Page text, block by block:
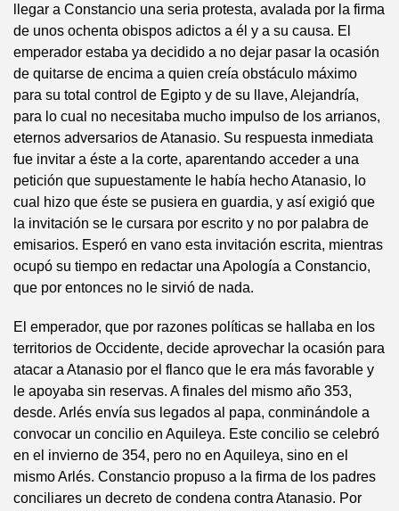
llegar a Constancio una seria protesta, avalada por la firma
de unos ochenta obispos adictos a él y a su causa. El
emperador estaba ya decidido a no dejar pasar la ocasión
de quitarse de encima a quien creía obstáculo máximo
para su total control de Egipto y de su llave, Alejandría,
para lo cual no necesitaba mucho impulso de los arrianos,
eternos adversarios de Atanasio. Su respuesta inmediata
fue invitar a éste a la corte, aparentando acceder a una
petición que supuestamente le había hecho Atanasio, lo
cual hizo que éste se pusiera en guardia, y así exigió que
la invitación se le cursara por escrito y no por palabra de
emisarios. Esperó en vano esta invitación escrita, mientras
ocupó su tiempo en redactar una Apología a Constancio,
que por entonces no le sirvió de nada.
El emperador, que por razones políticas se hallaba en los
territorios de Occidente, decide aprovechar la ocasión para
atacar a Atanasio por el flanco que le era más favorable y
le apoyaba sin reservas. A finales del mismo año 353,
desde. Arlés envía sus legados al papa, conminándole a
convocar un concilio en Aquileya. Este concilio se celebró
en el invierno de 354, pero no en Aquileya, sino en el
mismo Arlés. Constancio propuso a la firma de los padres
conciliares un decreto de condena contra Atanasio. Por